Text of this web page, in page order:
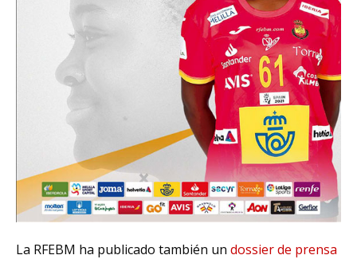
La RFEBM ha publicado también un dossier de prensa